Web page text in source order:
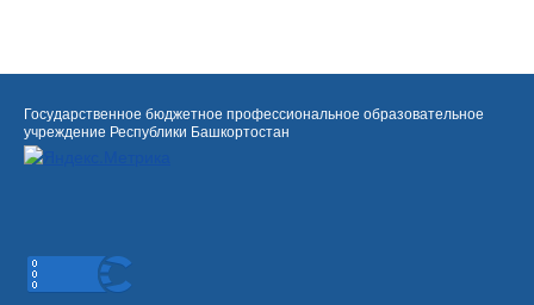
Государственное бюджетное профессиональное образовательное
учреждение Республики Башкортостан